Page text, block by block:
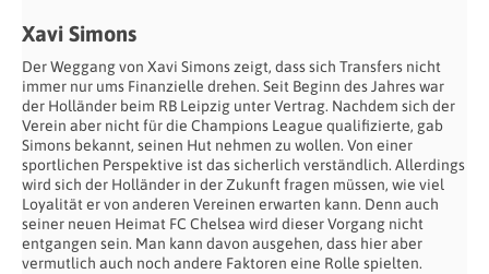
Xavi Simons
Der Weggang von Xavi Simons zeigt, dass sich Transfers nicht
immer nur ums Finanzielle drehen. Seit Beginn des Jahres war
der Holländer beim RB Leipzig unter Vertrag. Nachdem sich der
Verein aber nicht für die Champions League qualifizierte, gab
Simons bekannt, seinen Hut nehmen zu wollen. Von einer
sportlichen Perspektive ist das sicherlich verständlich. Allerdings
wird sich der Holländer in der Zukunft fragen müssen, wie viel
Loyalität er von anderen Vereinen erwarten kann. Denn auch
seiner neuen Heimat FC Chelsea wird dieser Vorgang nicht
entgangen sein. Man kann davon ausgehen, dass hier aber
vermutlich auch noch andere Faktoren eine Rolle spielten.